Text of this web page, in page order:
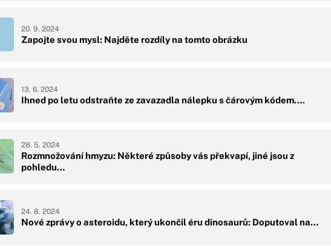
Zapojte svou mysl: Najděte rozdíly na tomto obrázku
20. 9. 2024
Ihned po letu odstraňte ze zavazadla nálepku s čárovým kódem.…
13. 6. 2024
Rozmnožování hmyzu: Některé způsoby vás překvapí, jiné jsou z
pohledu…
28. 5. 2024
Nové zprávy o asteroidu, který ukončil éru dinosaurů: Doputoval na…
24. 8. 2024